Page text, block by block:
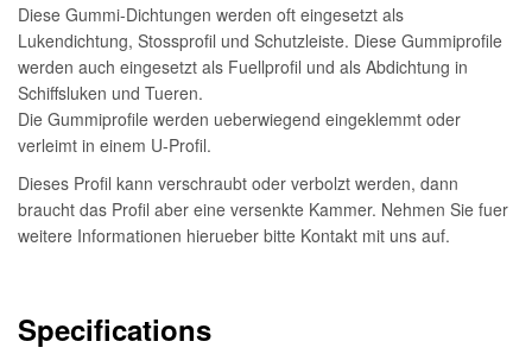
Diese Gummi-Dichtungen werden oft eingesetzt als
Lukendichtung, Stossprofil und Schutzleiste. Diese Gummiprofile
werden auch eingesetzt als Fuellprofil und als Abdichtung in
Schiffsluken und Tueren.
Die Gummiprofile werden ueberwiegend eingeklemmt oder
verleimt in einem U-Profil.
Dieses Profil kann verschraubt oder verbolzt werden, dann
braucht das Profil aber eine versenkte Kammer. Nehmen Sie fuer
weitere Informationen hierueber bitte Kontakt mit uns auf.
Specifications